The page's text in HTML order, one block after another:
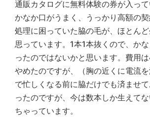
通販カタログに無料体験の券が入っ
かなか口がうまく、うっかり高額の
処理に困っていた脇の毛が、ほとん
思っています。1本1本抜くので、か
ったのではないかと思います。費用
やめたのですが、（胸の近くに電流
で忙しくなる前に脇だけでも済ませ
ったのですが、今は数本しか生えて
ちゃっています。